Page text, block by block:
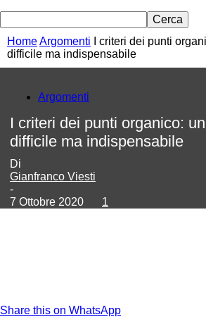
HomeArgomenti
I criteri dei punti
difficile ma indispensabile
Argomenti
I criteri dei punti organico:
difficile ma indispensabile
Di
Gianfranco Viesti
-
7 Ottobre 2020
1
Share this on WhatsApp